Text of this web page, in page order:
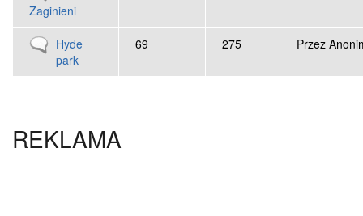
Zaginieni
Brak nowych wpisów
Hyde
park
69 275 Przez
REKLAMA